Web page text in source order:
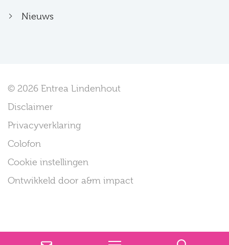
Nieuws
© 2026 Entrea Lindenhout
Disclaimer
Privacyverklaring
Colofon
Cookie instellingen
Ontwikkeld door a&m impact